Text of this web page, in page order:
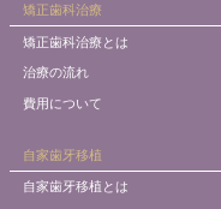
矯正歯科治療
矯正歯科治療とは
治療の流れ
費用について
自家歯牙移植
自家歯牙移植とは